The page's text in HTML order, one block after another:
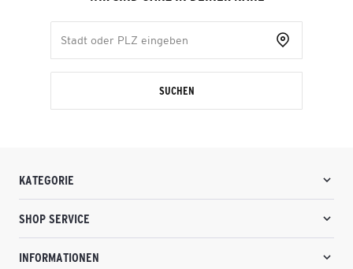
SUCHEN
KATEGORIE
SHOP SERVICE
INFORMATIONEN